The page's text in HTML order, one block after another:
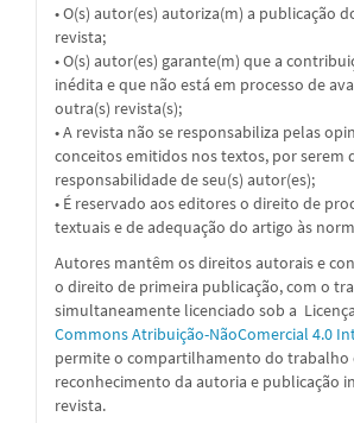
• O(s) autor(es) autoriza(m) a publicação
revista;
• O(s) autor(es) garante(m) que a
inédita e que não está em processo de
outra(s) revista(s);
• A revista não se responsabiliza pelas
conceitos emitidos nos textos, por serem
responsabilidade de seu(s) autor(es);
• É reservado aos editores o direito de
textuais e de adequação do artigo às
Autores mantêm os direitos autorais e
o direito de primeira publicação, com o
simultaneamente licenciado sob a Licença
Commons Atribuição-NãoComercial 4.0
permite o compartilhamento do trabalho
reconhecimento da autoria e publicação
revista.